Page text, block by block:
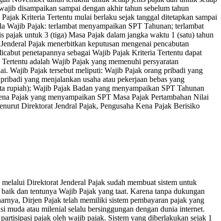
disampaikan sampai dengan akhir tahun sebelum tahun
Kriteria Tertentu mulai berlaku sejak tanggal ditetapkan sampai
Wajib Pajak: terlambat menyampaikan SPT Tahunan; terlambat
pajak untuk 3 (tiga) Masa Pajak dalam jangka waktu 1 (satu) tahun
Pajak menerbitkan keputusan mengenai pencabutan
penetapannya sebagai Wajib Pajak Kriteria Tertentu dapat
adalah Wajib Pajak yang memenuhi persyaratan
Wajib Pajak tersebut meliputi: Wajib Pajak orang pribadi yang
yang menjalankan usaha atau pekerjaan bebas yang
rupiah); Wajib Pajak Badan yang menyampaikan SPT Tahunan
Pajak yang menyampaikan SPT Masa Pajak Pertambahan Nilai
Direktorat Jendral Pajak, Pengusaha Kena Pajak Berisiko
Direktorat Jenderal Pajak sudah membuat sistem untuk
dan tentunya Wajib Pajak yang taat. Karena tanpa dukungan
Dirjen Pajak telah memiliki sistem pembayaran pajak yang
atau milenial selalu bersinggungan dengan dunia internet.
pajak oleh wajib pajak. Sistem yang diberlakukan sejak 1